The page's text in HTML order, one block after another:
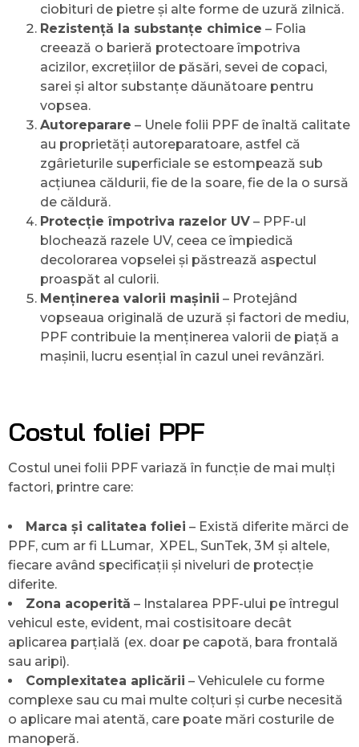
ciobituri de pietre și alte forme de uzură zilnică.
Rezistență la substanțe chimice – Folia
creează o barieră protectoare împotriva
acizilor, excrețiilor de păsări, sevei de copaci,
sarei și altor substanțe dăunătoare pentru
vopsea.
Autoreparare – Unele folii PPF de înaltă calitate
au proprietăți autoreparatoare, astfel că
zgârieturile superficiale se estompează sub
acțiunea căldurii, fie de la soare, fie de la o sursă
de căldură.
Protecție împotriva razelor UV – PPF-ul
blochează razele UV, ceea ce împiedică
decolorarea vopselei și păstrează aspectul
proaspăt al culorii.
Menținerea valorii mașinii – Protejând
vopseaua originală de uzură și factori de mediu,
PPF contribuie la menținerea valorii de piață a
mașinii, lucru esențial în cazul unei revânzări.
Costul foliei PPF
Costul unei folii PPF variază în funcție de mai mulți
factori, printre care:
Marca și calitatea foliei – Există diferite mărci de
PPF, cum ar fi LLumar, XPEL, SunTek, 3M și altele,
fiecare având specificații și niveluri de protecție
diferite.
Zona acoperită – Instalarea PPF-ului pe întregul
vehicul este, evident, mai costisitoare decât
aplicarea parțială (ex. doar pe capotă, bara frontală
sau aripi).
Complexitatea aplicării – Vehiculele cu forme
complexe sau cu mai multe colțuri și curbe necesită
o aplicare mai atentă, care poate mări costurile de
manoperă.